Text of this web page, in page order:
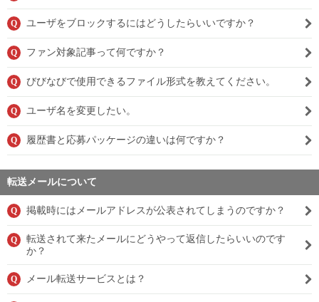
Q ユーザをブロックするにはどうしたらいいですか？
Q ファン対象記事って何ですか？
Q びびなびで使用できるファイル形式を教えてください。
Q ユーザ名を変更したい。
Q 履歴書と応募パッケージの違いは何ですか？
転送メールについて
Q 掲載時にはメールアドレスが公表されてしまうのですか？
Q
転送されて来たメールにどうやって返信したらいいのです
か？
Q メール転送サービスとは？